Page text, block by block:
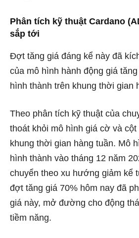
Phân tích kỹ thuật Cardano
sắp tới
Đợt tăng giá đáng kể này đã
của mô hình hành động giá
hình thành trên khung thời gian
Theo phân tích kỹ thuật của
thoát khỏi mô hình giá cờ và cột
khung thời gian hàng tuần. Mô
hình thành vào tháng 12 năm
chuyển theo xu hướng giảm kể
đợt tăng giá 70% hôm nay đã
giá này, mở đường cho động
tiềm năng.